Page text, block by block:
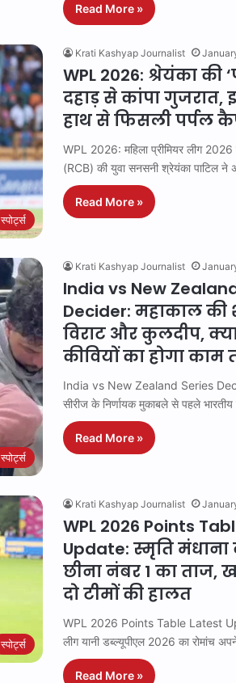
Read More »
स्पोर्ट्स
Krati Kashyap Journalist
WPL 2026: श्रेयंका की
दहाड़ से कांपा
हाथ से फिसली पर्पल
WPL 2026: महिला प्रीमियर लीग
(RCB) की युवा सनसनी श्रेयंका पाटिल ने
Read More »
स्पोर्ट्स
Krati Kashyap Journalist
India vs New
Decider: महाकाल
विराट और कुलदीप,
कीवियों का होगा काम
India vs New Zealand Series
सीरीज के निर्णायक मुकाबले से पहले
Read More »
स्पोर्ट्स
Krati Kashyap Journalist
WPL 2026 Points
Update: स्मृति मंधाना
छीना नंबर 1 का ताज,
दो टीमों की हालत
WPL 2026 Points Table Latest
लीग यानी डब्ल्यूपीएल 2026 का रोमांच
Read More »